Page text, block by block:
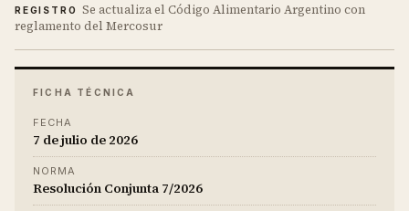
REGISTRO
Se actualiza el Código Alimentario Argentino con
reglamento del Mercosur
FICHA TÉCNICA
FECHA
7 de julio de 2026
NORMA
Resolución Conjunta 7/2026